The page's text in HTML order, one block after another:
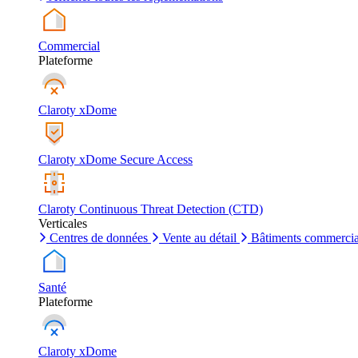
Commercial
Plateforme
Claroty xDome
Claroty xDome Secure Access
Claroty Continuous Threat Detection (CTD)
Verticales
Centres de données
Vente au détail Bâtiments
Santé
Plateforme
Claroty xDome